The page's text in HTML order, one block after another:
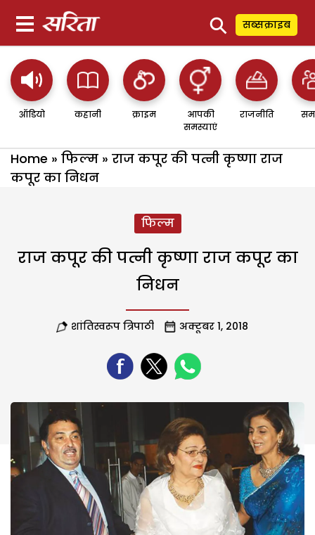
⚲ सब्सक्राइब
ऑडियो कहानी क्राइम
आपकी
समस्याएं
राजनीति
Home » फिल्म » राज कपूर की पत्नी कृष्णा राज
कपूर का निधन
फिल्म
राज कपूर की पत्नी कृष्णा राज कपूर का
निधन
शांतिस्वरूप त्रिपाठी अक्टूबर 1, 2018